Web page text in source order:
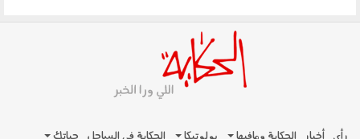
رأي أخبار الحكاية ومافيها بولوتيكا الحكاية في الساحل حياتك